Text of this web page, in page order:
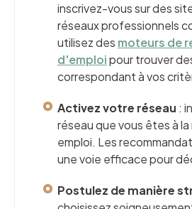
inscrivez-vous sur des
réseaux professionnels
utilisez des moteurs de
d'emploipour trouver
correspondant à vos
Activez votre réseau :
réseau que vous êtes à
emploi. Les
une voie efficace pour
Postulez de manière